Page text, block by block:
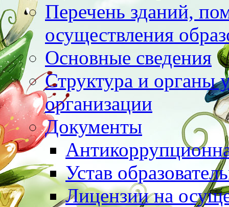
Перечень зданий,
осуществления
Основные сведения
Структура и органы
организации
Документы
Устав
Лицензии на